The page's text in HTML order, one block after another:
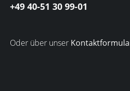
+49 40-51 30 99-01
Oder über unser